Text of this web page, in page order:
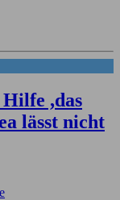
,das
lässt nicht